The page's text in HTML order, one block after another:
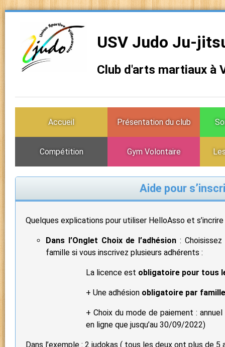
USV Judo Ju-
Club d'arts martiaux à
Accueil Présentation du club
Compétition Gym Volontaire
Aide pour
Quelques explications pour utiliser HelloAsso et
Dans l’Onglet Choix de l’adhésion : Choisissez
famille si vous inscrivez plusieurs adhérents :
La licence est obligatoire pour tous
+ Une adhésion obligatoire par famille
+ Choix du mode de paiement :
en ligne que jusqu’au 30/09/2022)
Dans l’exemple : 2 judokas ( tous les deux ont plus de